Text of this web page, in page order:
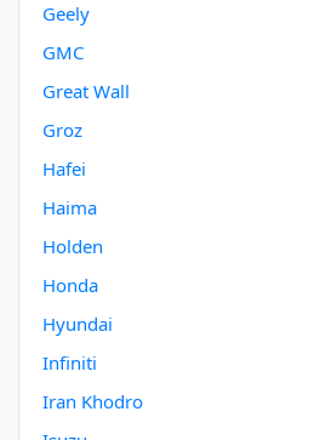
Geely
GMC
Great Wall
Groz
Hafei
Haima
Holden
Honda
Hyundai
Infiniti
Iran Khodro